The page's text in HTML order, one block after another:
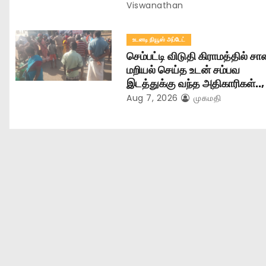
Viswanathan
உடனடி நியூஸ் அப்டேட்
செம்பட்டி விடுதி கிராமத்தில்
மறியல் செய்த உடன் சம்பவ
இடத்துக்கு வந்த அதிகாரிகள்..,
Aug 7, 2026 முகமதி